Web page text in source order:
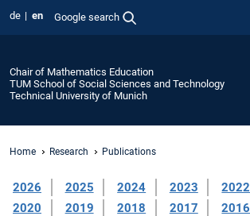
de en Google search
Chair of Mathematics Education
TUM School of Social Sciences and Technology
Technical University of Munich
Home Research Publications
2026 2025 2024 2023 2022
2020
2019 2018 2017 2016